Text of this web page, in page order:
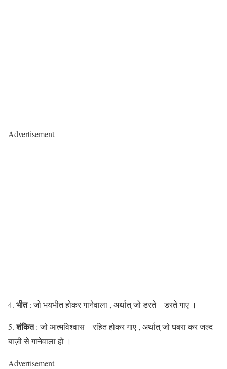
Advertisement
4. भीत: जो भयभीत होकर गानेवाला , अर्थात् जो डरते – डरते गाए ।
5.शंकित: जो आत्मविश्वास – रहित होकर गाए , अर्थात् जो घबरा कर जल्द
बाज़ी से गानेवाला हो ।
Advertisement